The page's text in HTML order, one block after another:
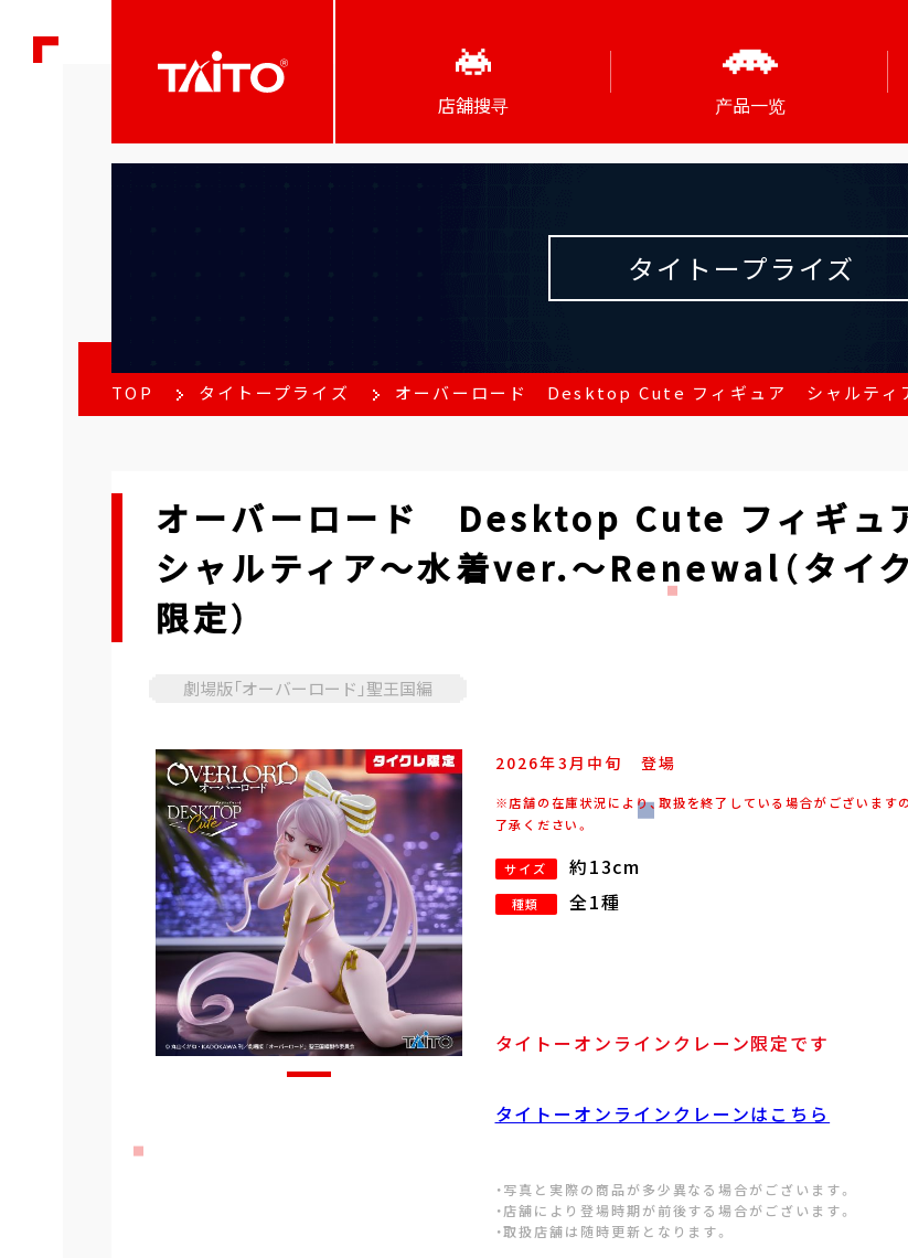
店舖搜寻 产品一览
タイトープライズ
TOP タイトープライズ オーバーロード Desktop Cute フィギュア シャルティ
オーバーロード Desktop Cute フィギュ
シャルティア～水着ver.～Renewal（タイ
限定）
劇場版「オーバーロード」聖王国編
2026年3月 中旬 登場
※店舗の在庫状況により、取扱を終了している場合がございます
了承ください。
サイズ 約13cm
種類 全1種
タイトーオンラインクレーン限定です
タイトーオンラインクレーンはこちら
・写真と実際の商品が多少異なる場合がございます。
・店舗により登場時期が前後する場合がございます。
・取扱店舗は随時更新となります。